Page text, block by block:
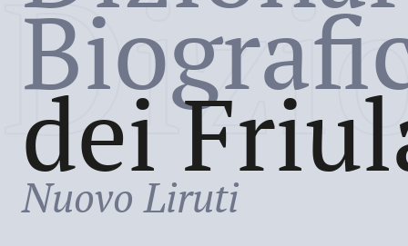
dei
Nuovo Liruti